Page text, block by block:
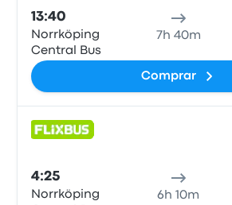
13:40
Norrköping
Central Bus
7h 40m
Comprar
4:25
Norrköping
6h 10m